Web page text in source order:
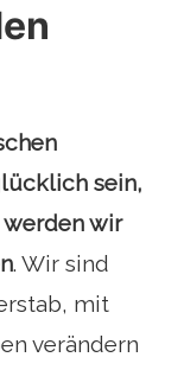
sein,
wir
. Wir sind
mit
verändern